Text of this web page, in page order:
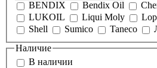
BENDIX Bendix Oil
LUKOIL
Liqui Moly
Shell
Sumico Taneco
Наличие
В наличии